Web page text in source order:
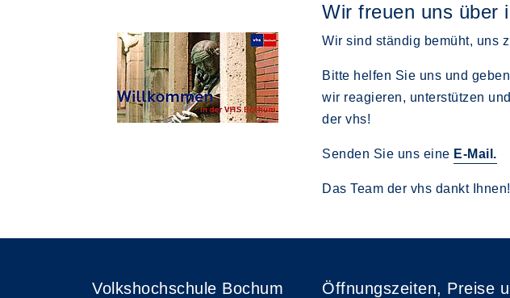
Wir freuen uns über
Wir sind ständig bemüht, uns
Bitte helfen Sie uns und
wir reagieren, unterstützen
der vhs!
Senden Sie uns eine E-Mail.
Das Team der vhs dankt Ihnen!
Volkshochschule Bochum
Öffnungszeiten, Preise